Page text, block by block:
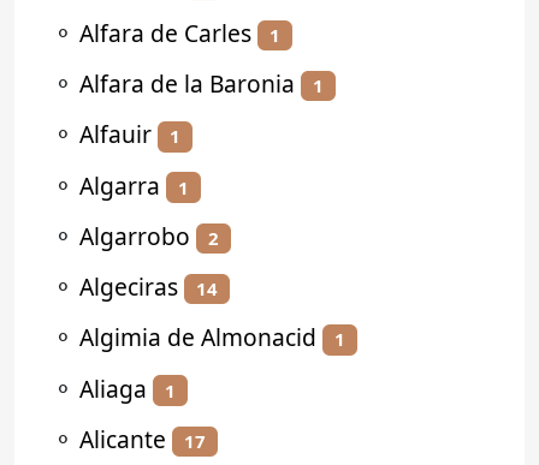
⚬ Alfara de Carles 1
⚬ Alfara de la Baronia 1
⚬ Alfauir 1
⚬ Algarra 1
⚬ Algarrobo 2
⚬ Algeciras 14
⚬ Algimia de Almonacid 1
⚬ Aliaga 1
⚬ Alicante 17